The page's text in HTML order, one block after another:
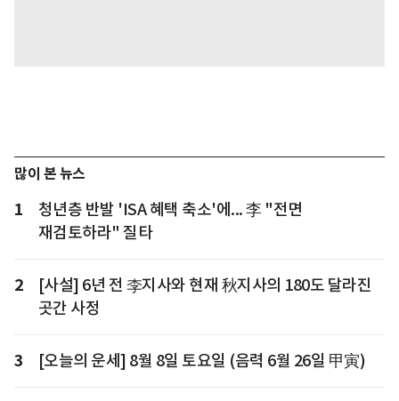
많이 본 뉴스
1
청년층 반발 'ISA 혜택 축소'에... 李 "전면
재검토하라" 질타
2
[사설] 6년 전 李지사와 현재 秋지사의 180도 달라진
곳간 사정
3 [오늘의 운세] 8월 8일 토요일 (음력 6월 26일 甲寅)